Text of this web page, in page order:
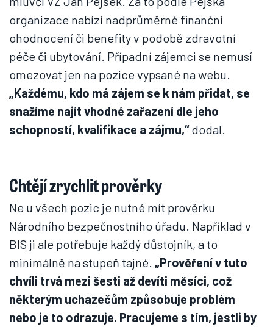
organizace nabízí nadprůměrné finanční
ohodnocení či benefity v podobě zdravotní
péče či ubytování. Případní zájemci se nemusí
omezovat jen na pozice vypsané na webu.
„Každému, kdo má zájem se k nám přidat, se
snažíme najít vhodné zařazení dle jeho
schopností, kvalifikace a zájmu,“dodal.
Chtějí zrychlit prověrky
Ne u všech pozic je nutné mít prověrku
Národního bezpečnostního úřadu. Například v
BIS ji ale potřebuje každý důstojník, a to
minimálně na stupeň tajné. „Prověření v tuto
chvíli trvá mezi šesti až devíti měsíci, což
některým uchazečům způsobuje problém
nebo je to odrazuje. Pracujeme s tím, jestli by